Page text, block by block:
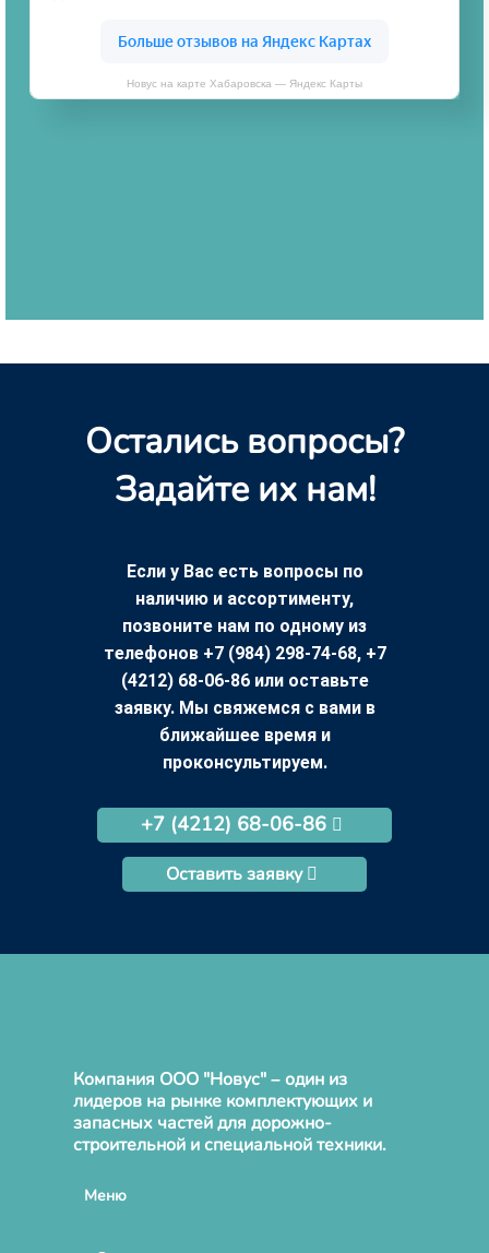
Новус на карте Хабаровска — Яндекс Карты
Остались вопросы?
Задайте их нам!
Если у Вас есть вопросы по
наличию и ассортименту,
позвоните нам по одному из
телефонов +7 (984) 298-74-68, +7
(4212) 68-06-86 или оставьте
заявку. Мы свяжемся с вами в
ближайшее время и
проконсультируем.
+7 (4212) 68-06-86
Оставить заявку
Компания ООО "Новус" – один из
лидеров на рынке комплектующих и
запасных частей для дорожно-
строительной и специальной техники.
Меню